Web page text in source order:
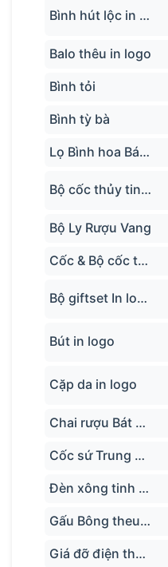
Bình hút lộc in logo
Balo thêu in logo
Bình tỏi
Bình tỳ bà
Lọ Bình hoa Bát Tràng in logo
Bộ cốc thủy tinh hãng
Bộ Ly Rượu Vang
Cốc & Bộ cốc thủy tinh TQ
Bộ giftset In logo
Bút in logo
Cặp da in logo
Chai rượu Bát Tràng
Cốc sứ Trung Quốc
Đèn xông tinh dầu
Gấu Bông theu-logo
Giá đỡ điện thoại